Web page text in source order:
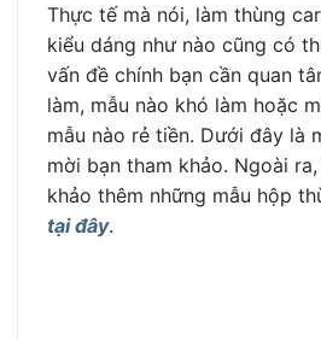
Thực tế mà nói, làm thùng
kiểu dáng như nào cũng có
vấn đề chính bạn cần quan
làm, mẫu nào khó làm hoặc
mẫu nào rẻ tiền. Dưới đây là
mời bạn tham khảo. Ngoài
khảo thêm những mẫu hộp
tại đây.